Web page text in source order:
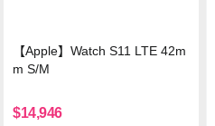
【Apple】Watch S11 LTE 42m
m S/M
$14,946